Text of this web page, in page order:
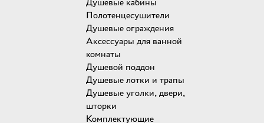
Душевые кабины
Полотенцесушители
Душевые ограждения
Аксессуары для ванной
комнаты
Душевой поддон
Душевые лотки и трапы
Душевые уголки, двери,
шторки
Комплектующие